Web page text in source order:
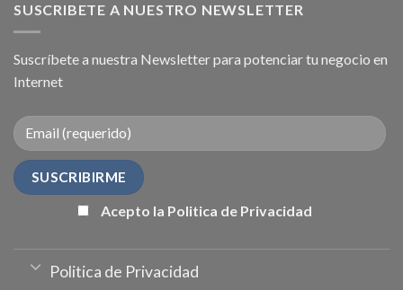
SUSCRIBETE A NUESTRO NEWSLETTER
Suscríbete a nuestra Newsletter para potenciar tu negocio en
Internet
Acepto la Politica de Privacidad
Politica de Privacidad